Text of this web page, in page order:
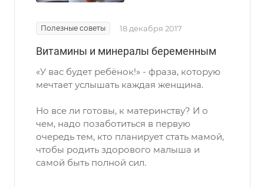
Полезные советы 18 декабря 2017
Витамины и минералы беременным
«У вас будет ребёнок!» - фраза, которую
мечтает услышать каждая женщина.
Но все ли готовы, к материнству? И о
чем, надо позаботиться в первую
очередь тем, кто планирует стать мамой,
чтобы родить здорового малыша и
самой быть полной сил.